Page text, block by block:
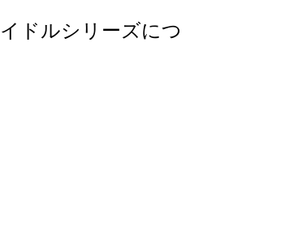
ドルシリーズにつ